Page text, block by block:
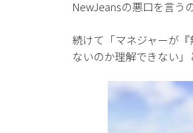
NewJeansの悪口を言う
続けて「マネジャーが
ないのか理解できない」